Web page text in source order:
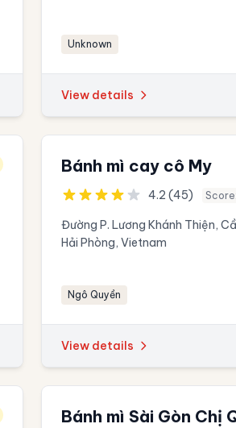
Unknown
View details
Bánh mì cay cô My
4.2 (45)
Đường P. Lương Khánh Thiện,
Hải Phòng, Vietnam
Ngô Quyền
View details
Bánh mì Sài Gòn Chị